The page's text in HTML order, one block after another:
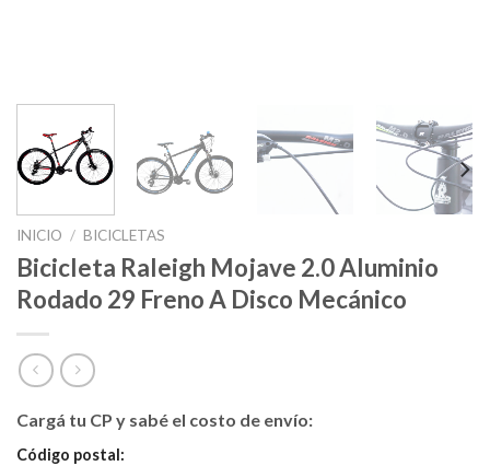
INICIO / BICICLETAS
Bicicleta Raleigh Mojave 2.0 Aluminio
Rodado 29 Freno A Disco Mecánico
Cargá tu CP y sabé el costo de envío:
Código postal: